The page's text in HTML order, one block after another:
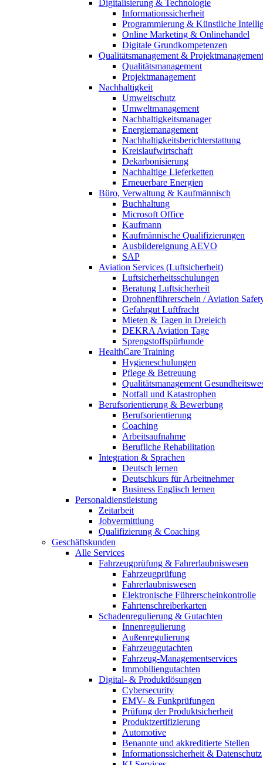
Digitalisierung & Technologie
Informationssicherheit
Programmierung & Künstliche
Online Marketing & Onlinehandel
Digitale Grundkompetenzen
Qualitätsmanagement & Projektmanagement
Qualitätsmanagement
Projektmanagement
Nachhaltigkeit
Umweltschutz
Umweltmanagement
Nachhaltigkeitsmanager
Energiemanagement
Nachhaltigkeitsberichterstattung
Kreislaufwirtschaft
Dekarbonisierung
Nachhaltige Lieferketten
Erneuerbare Energien
Büro, Verwaltung & Kaufmännisch
Buchhaltung
Microsoft Office
Kaufmann
Kaufmännische Qualifizierungen
Ausbildereignung AEVO
SAP
Aviation Services (Luftsicherheit)
Luftsicherheitsschulungen
Beratung Luftsicherheit
Drohnenführerschein / Aviation
Gefahrgut Luftfracht
Mieten & Tagen in Dreieich
DEKRA Aviation Tage
Sprengstoffspürhunde
HealthCare Training
Hygieneschulungen
Pflege & Betreuung
Qualitätsmanagement
Notfall und Katastrophen
Berufsorientierung & Bewerbung
Berufsorientierung
Coaching
Arbeitsaufnahme
Berufliche Rehabilitation
Integration & Sprachen
Deutsch lernen
Deutschkurs für Arbeitnehmer
Business Englisch lernen
Personaldienstleistung
Zeitarbeit
Jobvermittlung
Qualifizierung & Coaching
Geschäftskunden
Alle Services
Fahrzeugprüfung & Fahrerlaubniswesen
Fahrzeugprüfung
Fahrerlaubniswesen
Elektronische Führerscheinkontrolle
Fahrtenschreiberkarten
Schadenregulierung & Gutachten
Innenregulierung
Außenregulierung
Fahrzeuggutachten
Fahrzeug-Managementservices
Immobiliengutachten
Digital- & Produktlösungen
Cybersecurity
EMV- & Funkprüfungen
Prüfung der Produktsicherheit
Produktzertifizierung
Automotive
Benannte und akkreditierte Stellen
Informationssicherheit & Datenschutz